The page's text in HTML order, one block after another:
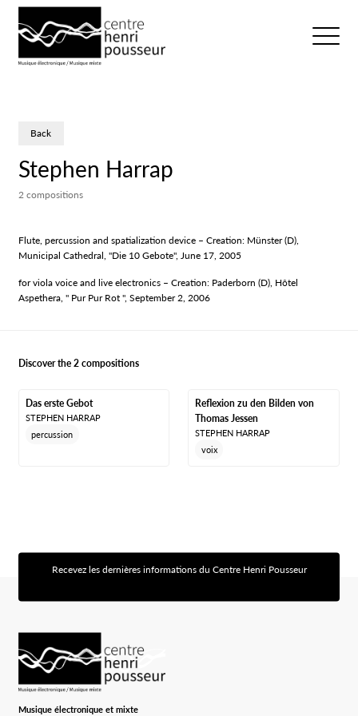
Ouvrir/
Back
Stephen Harrap
2 compositions
Flute, percussion and spatialization device – Creation: Münster (D),
Municipal Cathedral, "Die 10 Gebote", June 17, 2005
for viola voice and live electronics – Creation: Paderborn (D), Hôtel
Aspethera, " Pur Pur Rot ", September 2, 2006
Discover the 2 compositions
Das erste Gebot
STEPHEN HARRAP
percussion
Reflexion zu den Bilden von
Thomas Jessen
STEPHEN HARRAP
voix
Recevez les dernières informations du Centre Henri Pousseur
Musique électronique et mixte